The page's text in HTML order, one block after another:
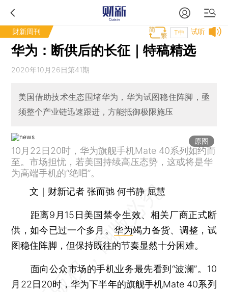
财新周刊 试听
T中
华为：断供后的长征｜特稿精选
2020年10月26日第41期
美国借助技术生态围堵华为，华为试图稳住阵脚，亟
须整个产业链迅速跟进，方能抵御极限施压
原图
10月22日20时，华为旗舰手机Mate 40系列如约而
至。市场担忧，若美国持续高压态势，这或将是华
为高端手机的“绝唱”。
文｜财新记者 张而弛 何书静 屈慧
距离9月15日美国禁令生效、相关厂商正式断
供，如今已过一个多月。华为竭力备货、调整，试
图稳住阵脚，但保持既往的节奏显然十分困难。
面向公众市场的手机业务最先看到“波澜”。10
月22日20时，华为下半年的旗舰手机Mate 40系列